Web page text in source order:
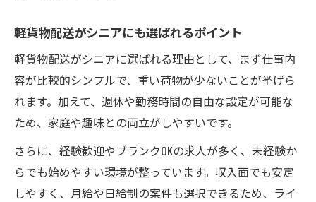
体制
健康維持を目指すなら軽貨物配送の働き方もお
すすめ
軽貨物配送でシニアが健康を維持できる理
由
配送業務で体を動かし健康をサポート
軽貨物配送で無理なく健康的に働く方法
軽貨物配送がシニアにも選ばれるポイント
軽貨物配送がシニアに選ばれる理由として、まず仕事内
容が比較的シンプルで、重い荷物が少ないことが挙げら
れます。加えて、週休や勤務時間の自由な設定が可能な
ため、家庭や趣味との両立がしやすいです。
さらに、経験歓迎やブランクOKの求人が多く、未経験か
らでも始めやすい環境が整っています。収入面でも安定
しやすく、月給や日給制の案件も選択できるため、ライ